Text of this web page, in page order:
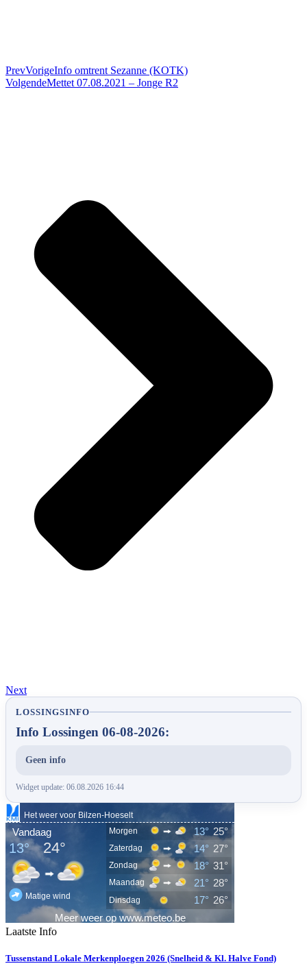
PrevVorigeInfo omtrent Sezanne (KOTK)
VolgendeMettet 07.08.2021 – Jonge R2
Next
LOSSINGSINFO
Info Lossingen 06-08-2026:
Geen info
Widget update: 06.08.2026 16:44
Laatste Info
Tussenstand Lokale Merkenploegen 2026 (Snelheid & Kl. Halve Fond)